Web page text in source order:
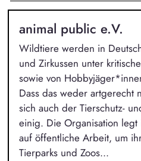
animal public e.V.
Wildtiere werden in
und Zirkussen unter
sowie von
Dass das weder artgerecht
sich auch der Tierschutz-
einig. Die Organisation legt
auf öffentliche Arbeit, um
Tierparks und Zoos...